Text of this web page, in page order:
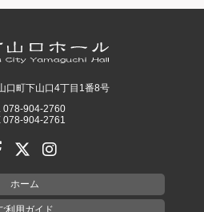
口町下山口4丁目1番8号
078-904-2760
078-904-2761
ホーム
利用ガイド